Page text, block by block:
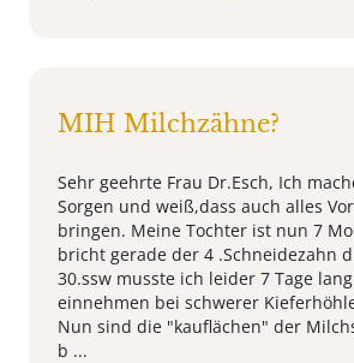
MIH Milchzähne?
Sehr geehrte Frau Dr.Esch, Ich
Sorgen und weiß,dass auch alles
bringen. Meine Tochter ist nun 7
bricht gerade der 4 .Schneidezahn
30.ssw musste ich leider 7 Tage
einnehmen bei schwerer
Nun sind die "kauflächen" der
b ...